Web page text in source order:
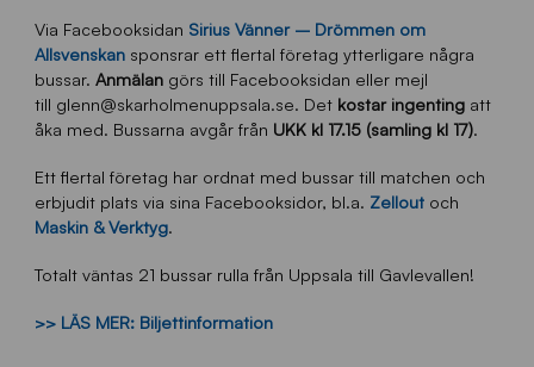
Via Facebooksidan Sirius Vänner – Drömmen om
Allsvenskansponsrar ett flertal företag ytterligare några
bussar. Anmälangörs till Facebooksidan eller mejl
till glenn@skarholmenuppsala.se. Det kostar ingentingatt
åka med. Bussarna avgår från UKK kl 17.15 (samling kl 17).
Ett flertal företag har ordnat med bussar till matchen och
erbjudit plats via sina Facebooksidor, bl.a. Zelloutoch
Maskin & Verktyg.
Totalt väntas 21 bussar rulla från Uppsala till Gavlevallen!
>> LÄS MER: Biljettinformation